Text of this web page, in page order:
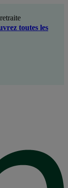
toutes les